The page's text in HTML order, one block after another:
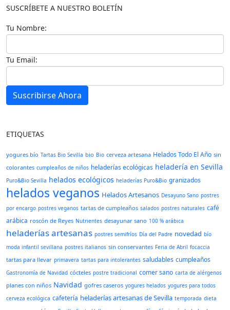
SUSCRÍBETE A NUESTRO BOLETÍN
Tu Nombre:
Tu Email:
Suscribirse Ahora
ETIQUETAS
yogures bío Tartas Bio Sevilla bio Bio cerveza artesana Helados Todo El Año sin
colorantes cumpleaños de niños heladerías ecológicas heladería en Sevilla
Puro&Bio Sevilla helados ecológicos heladerías Puro&Bio granizados
helados veganos Helados Artesanos Desayuno Sano postres
por encargo postres veganos tartas de cumpleaños salados postres naturales café
arábica roscón de Reyes Nutrientes desayunar sano 100 % arábica
heladerías artesanas postres semifríos Día del Padre novedad bío
moda infantil sevillana postres italianos sin conservantes Feria de Abril focaccia
tartas para llevar primavera tartas para intolerantes saludables cumpleaños
Gastronomía de Navidad cócteles postre tradicional comer sano carta de alérgenos
planes con niños Navidad gofres caseros yogures helados yogures para todos
cerveza ecológica cafetería heladerías artesanas de Sevilla temporada dieta